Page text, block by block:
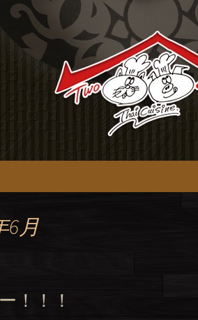
タイ料理
グ
】のオフィシャルブ
6月
！！！